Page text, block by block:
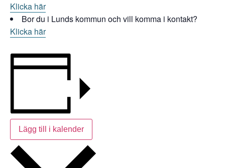
Klicka här
Bor du i Lunds kommun och vill komma i kontakt?
Klicka här
Lägg till i kalender